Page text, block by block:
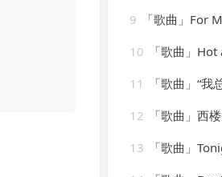
9
「歌曲」For Me
10
「歌曲」Hot
11
「歌曲」“我总是
12
「歌曲」西楼别序
13
「歌曲」Tonight